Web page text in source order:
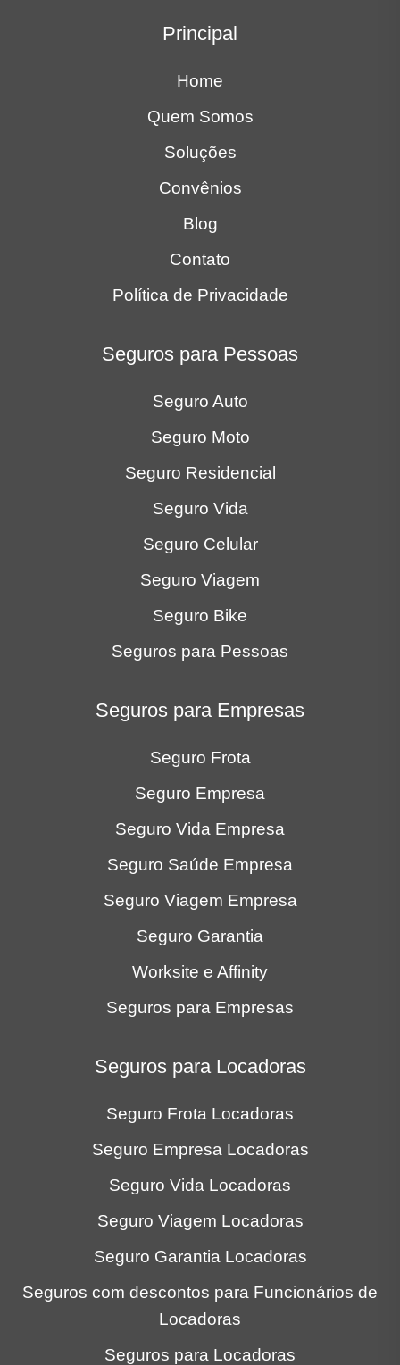
Principal
Home
Quem Somos
Soluções
Convênios
Blog
Contato
Política de Privacidade
Seguros para Pessoas
Seguro Auto
Seguro Moto
Seguro Residencial
Seguro Vida
Seguro Celular
Seguro Viagem
Seguro Bike
Seguros para Pessoas
Seguros para Empresas
Seguro Frota
Seguro Empresa
Seguro Vida Empresa
Seguro Saúde Empresa
Seguro Viagem Empresa
Seguro Garantia
Worksite e Affinity
Seguros para Empresas
Seguros para Locadoras
Seguro Frota Locadoras
Seguro Empresa Locadoras
Seguro Vida Locadoras
Seguro Viagem Locadoras
Seguro Garantia Locadoras
Seguros com descontos para Funcionários de
Locadoras
Seguros para Locadoras